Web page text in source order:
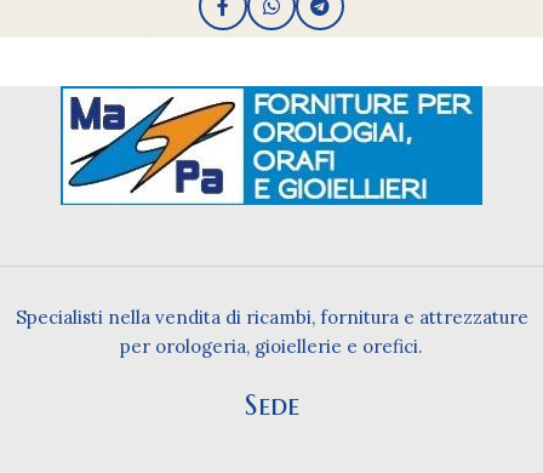
Specialisti nella vendita di ricambi, fornitura e attrezzature
per orologeria, gioiellerie e orefici.
Sede